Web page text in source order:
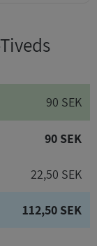
90 SEK
90 SEK
22,50 SEK
112,50 SEK